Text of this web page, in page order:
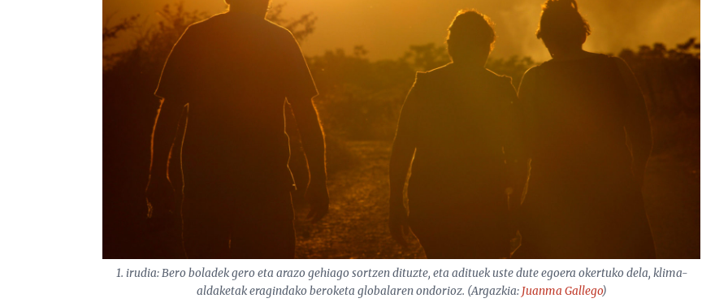
1. irudia: Bero boladek gero eta arazo gehiago sortzen dituzte, eta adituek uste dute egoera okertuko dela, klima-
aldaketak eragindako beroketa globalaren ondorioz. (Argazkia: Juanma Gallego)